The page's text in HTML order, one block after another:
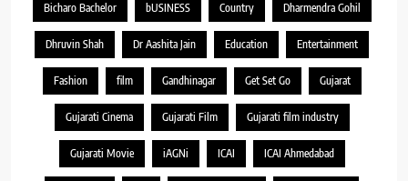
Bicharo Bachelor bUSINESS Country Dharmendra Gohil
Dhruvin Shah Dr Aashita Jain Education Entertainment
Fashion film Gandhinagar Get Set Go Gujarat
Gujarati Cinema Gujarati Film Gujarati film industry
Gujarati Movie iAGNi ICAI ICAI Ahmedabad